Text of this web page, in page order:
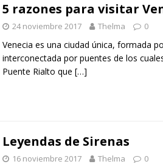
5 razones para visitar
24 noviembre 2017 Thelma 0
Venecia es una ciudad única, formada
interconectada por puentes de los
Puente Rialto que […]
Leyendas de Sirenas
16 noviembre 2017 Thelma 0